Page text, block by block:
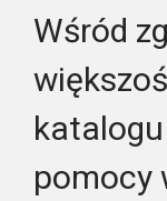
Wśród
pomocy